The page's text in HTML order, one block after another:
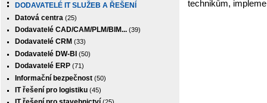
DODAVATELÉ IT SLUŽEB A ŘEŠENÍ
Datová centra (25)
Dodavatelé CAD/CAM/PLM/BIM... (39)
Dodavatelé CRM (33)
Dodavatelé DW-BI (50)
Dodavatelé ERP (71)
Informační bezpečnost (50)
IT řešení pro logistiku (45)
technikům,